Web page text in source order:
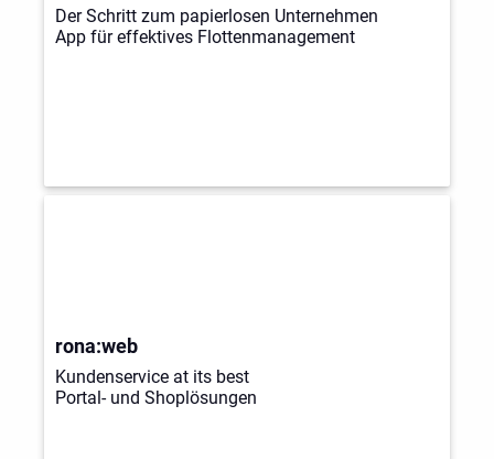
Der Schritt zum papierlosen Unternehmen
App für effektives Flottenmanagement
rona:web
Kundenservice at its best
Portal- und Shoplösungen